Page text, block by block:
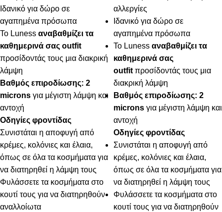
Ιδανικό για δώρο σε
αγαπημένα πρόσωπα
Το Luness αναβαθμίζει τα
καθημερινά σας outfit
προσίδοντάς τους μια διακρική
λάμψη
Βαθμός επιροδίωσης: 2
microns για μέγιστη λάμψη και
αντοχή
Οδηγίες φροντίδας
Συνιστάται η αποφυγή από
κρέμες, κολόνιες και έλαια,
όπως σε όλα τα κοσμήματα για
να διατηρηθεί η λάμψη τους
Φυλάσσετε τα κοσμήματα στο
κουτί τους για να διατηρηθούν
αναλλοίωτα
αλλεργίες
Ιδανικό για δώρο σε
αγαπημένα πρόσωπα
Το Luness αναβαθμίζει τα
καθημερινά σας
outfit προσίδοντάς τους μια
διακρική λάμψη
Βαθμός επιροδίωσης: 2
microns για μέγιστη λάμψη και
αντοχή
Οδηγίες φροντίδας
Συνιστάται η αποφυγή από
κρέμες, κολόνιες και έλαια,
όπως σε όλα τα κοσμήματα για
να διατηρηθεί η λάμψη τους
Φυλάσσετε τα κοσμήματα στο
κουτί τους για να διατηρηθούν